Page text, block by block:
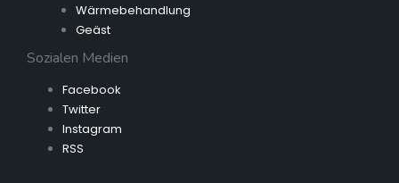
Wärmebehandlung
Geäst
Sozialen Medien
Facebook
Twitter
Instagram
RSS